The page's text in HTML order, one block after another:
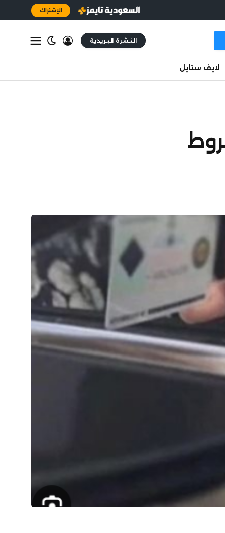
الإشتراك
النشرة البريدية
لايف ستايل
2026 | الشروط